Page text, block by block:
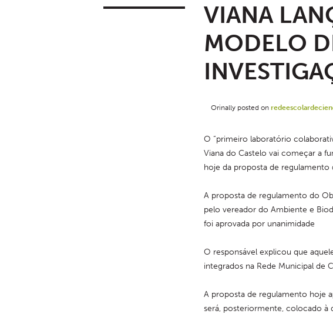
VIANA
MODELO
Orinally posted on
O “primeiro laboratório
Viana do Castelo vai começar a
hoje da proposta de regulamento
A proposta de regulamento do
pelo vereador do Ambiente e
foi aprovada por unanimidade
O responsável explicou que
integrados na Rede Municipal de
A proposta de regulamento hoje
será, posteriormente, colocado à